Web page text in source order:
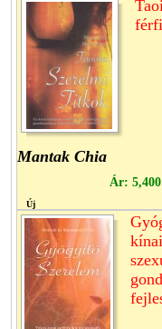
Mantak Chia
Ár:
Új